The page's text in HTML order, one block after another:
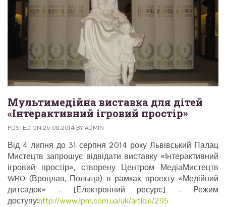
Мультимедійна виставка для дітей
«Інтерактивний ігровий простір»
POSTED ON 26.08.2014 BYADMIN
Від 4 липня до 31 серпня 2014 року Львівський Палац
Мистецтв запрошує відвідати виставку «Інтерактивний
ігровий простір», створену Центром МедіаМистецтв
WRO (Вроцлав, Польща) в рамках проекту «Медійний
дитсадок» – [Електронний ресурс] – Режим
доступу:http://www.lpm.com.ua/uk/article/295